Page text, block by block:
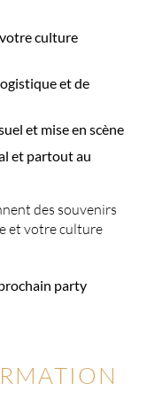
culture
et de
et mise en scène
et partout au
des souvenirs
et votre culture
party